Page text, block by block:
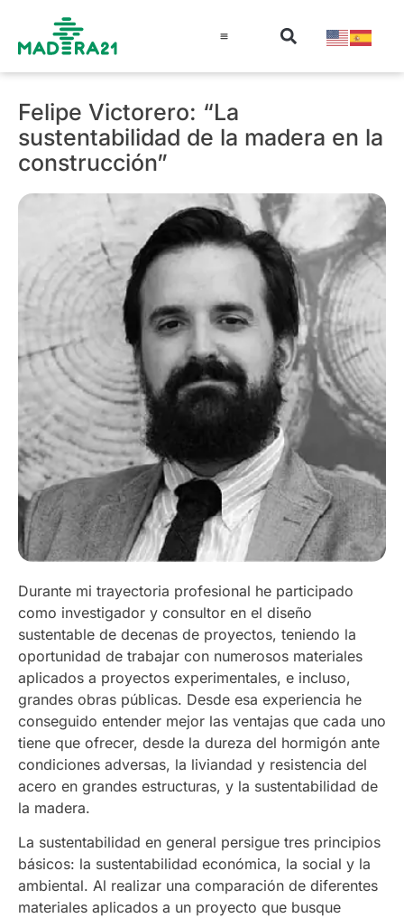
Felipe Victorero: “La
sustentabilidad de la madera en la
construcción”
Durante mi trayectoria profesional he participado
como investigador y consultor en el diseño
sustentable de decenas de proyectos, teniendo la
oportunidad de trabajar con numerosos materiales
aplicados a proyectos experimentales, e incluso,
grandes obras públicas. Desde esa experiencia he
conseguido entender mejor las ventajas que cada uno
tiene que ofrecer, desde la dureza del hormigón ante
condiciones adversas, la liviandad y resistencia del
acero en grandes estructuras, y la sustentabilidad de
la madera.
La sustentabilidad en general persigue tres principios
básicos: la sustentabilidad económica, la social y la
ambiental. Al realizar una comparación de diferentes
materiales aplicados a un proyecto que busque